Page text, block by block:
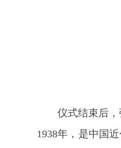
仪式结束后
1938年，是中国